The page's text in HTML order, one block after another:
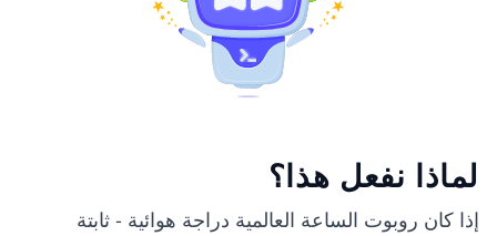
لماذا نفعل هذا؟
إذا كان روبوت الساعة العالمية دراجة هوائية - ثابتة